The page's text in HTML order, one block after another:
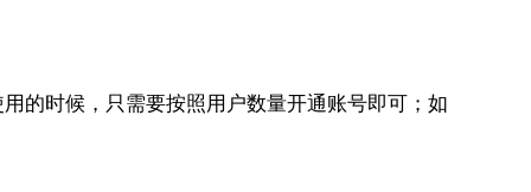
的时候，只需要按照用户数量开通账号即可；如